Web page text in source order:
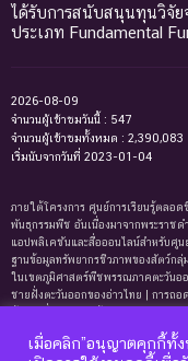
ได้รับการสนับสนุนทุนวิจัย
ประเภท Fundamental
2026-08-09
จำนวนผู้เข้าชมวันนี้ : 547
จำนวนผู้เข้าชมทั้งหมด : 2,390,083
เริ่มนับจากวันที่ 2023-01-04
ภายใต้โครงการ ศูนย์การเรียนรู้ตลอ
พันธุกรรมพืช อันเนื่องมาจากพระราชด
แอปพลิเคชันและสื่อออนไลน์สำหรับศู
ฐานข้อมูลทรัพยากรชีวภาพของสัตว์ก
ในเขตภูมิศาสตร์พืชพรรณภาคตะวันอ
ชายฝั่งตะวันออกของอ่าวไทย | การถ
ทรัพยากรธรรมชาติและมรดกทางวัฒ
ประเทศไทย | ฐานข้อมูลเพรียงหินใน
เมื่อคลิก”อนุญาตคุกกี้ทั้